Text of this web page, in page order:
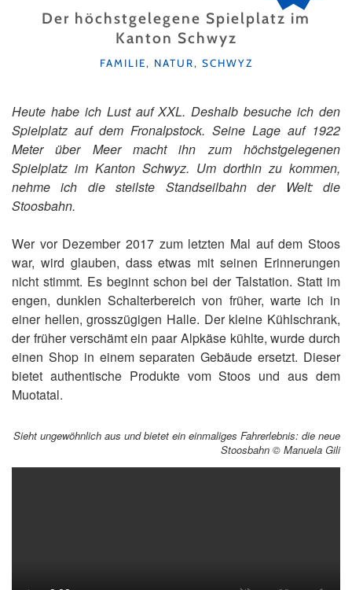
Der höchstgelegene Spielplatz im
Kanton Schwyz
KATEGORIEN
FAMILIE, NATUR, SCHWYZ
Heute habe ich Lust auf XXL. Deshalb besuche ich den
Spielplatz auf dem Fronalpstock. Seine Lage auf 1922
Meter über Meer macht ihn zum höchstgelegenen
Spielplatz im Kanton Schwyz. Um dorthin zu kommen,
nehme ich die steilste Standseilbahn der Welt: die
Stoosbahn.
Wer vor Dezember 2017 zum letzten Mal auf dem Stoos
war, wird glauben, dass etwas mit seinen Erinnerungen
nicht stimmt. Es beginnt schon bei der Talstation. Statt im
engen, dunklen Schalterbereich von früher, warte ich in
einer hellen, grosszügigen Halle. Der kleine Kühlschrank,
der früher verschämt ein paar Alpkäse kühlte, wurde durch
einen Shop in einem separaten Gebäude ersetzt. Dieser
bietet authentische Produkte vom Stoos und aus dem
Muotatal.
Sieht ungewöhnlich aus und bietet ein einmaliges Fahrerlebnis: die neue
Stoosbahn © Manuela Gili